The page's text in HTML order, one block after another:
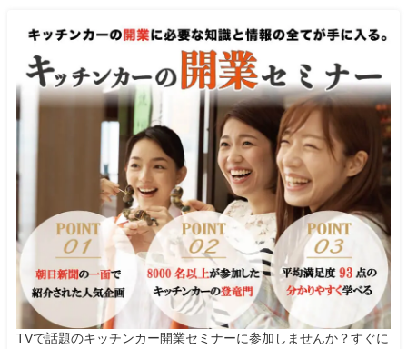
TVで話題のキッチンカー開業セミナーに参加しませんか？すぐに